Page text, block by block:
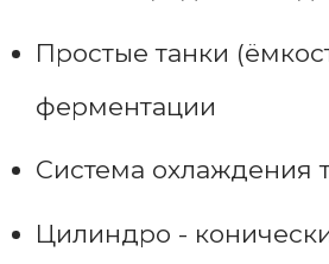
Простые танки
ферментации
Система охлаждения
Цилиндро -